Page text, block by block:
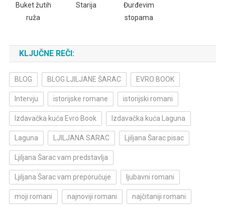
Buket žutih
ruža
Starija
Đurđevim
stopama
KLJUČNE REČI:
BLOG BLOG LJILJANE ŠARAC EVRO BOOK
Intervju istorijske romane istorijski romani
Izdavačka kuća Evro Book Izdavačka kuća Laguna
Laguna LJILJANA SARAC Ljiljana Šarac pisac
Ljiljana Šarac vam predstavlja
Ljiljana Šarac vam preporučuje ljubavni romani
moji romani najnoviji romani najčitaniji romani